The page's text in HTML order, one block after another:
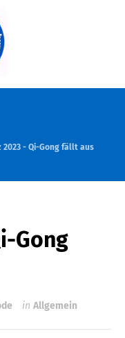
2023 - Qi-Gong fällt aus
Gong
in Allgemein